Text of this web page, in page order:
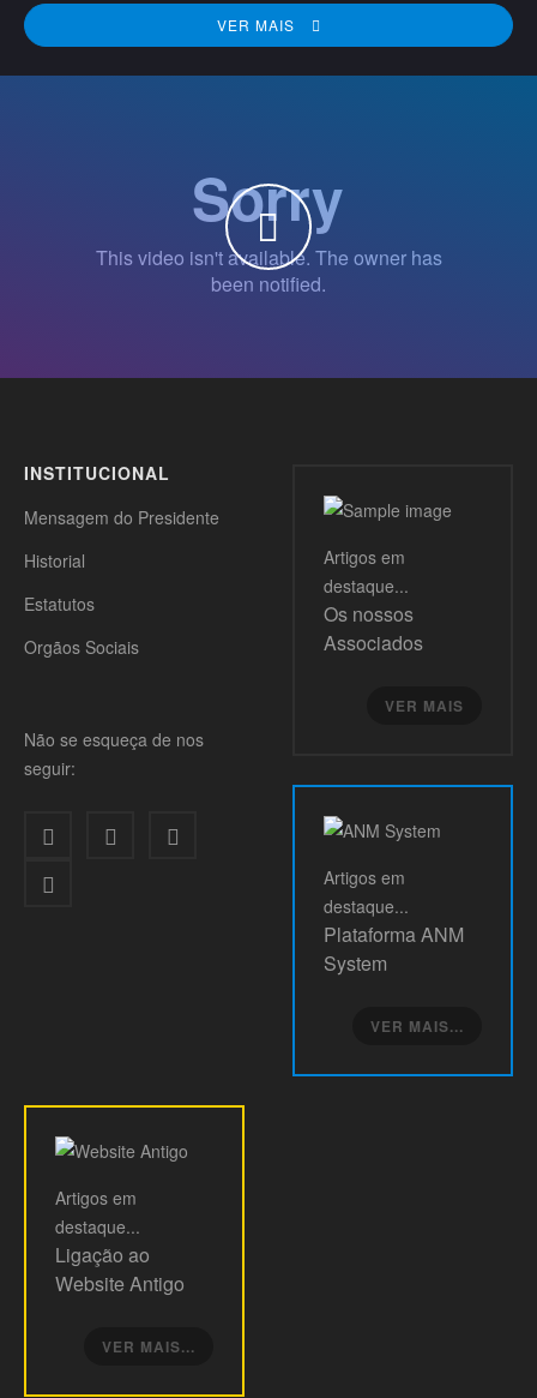
VER MAIS
WATCH THE VIDEO
INSTITUCIONAL
Mensagem do Presidente
Historial
Estatutos
Orgãos Sociais
Não se esqueça de nos
seguir:
Artigos em
destaque...
Os nossos
Associados
VER MAIS
Artigos em
destaque...
Plataforma ANM
System
VER MAIS...
Artigos em
destaque...
Ligação ao
Website Antigo
VER MAIS...